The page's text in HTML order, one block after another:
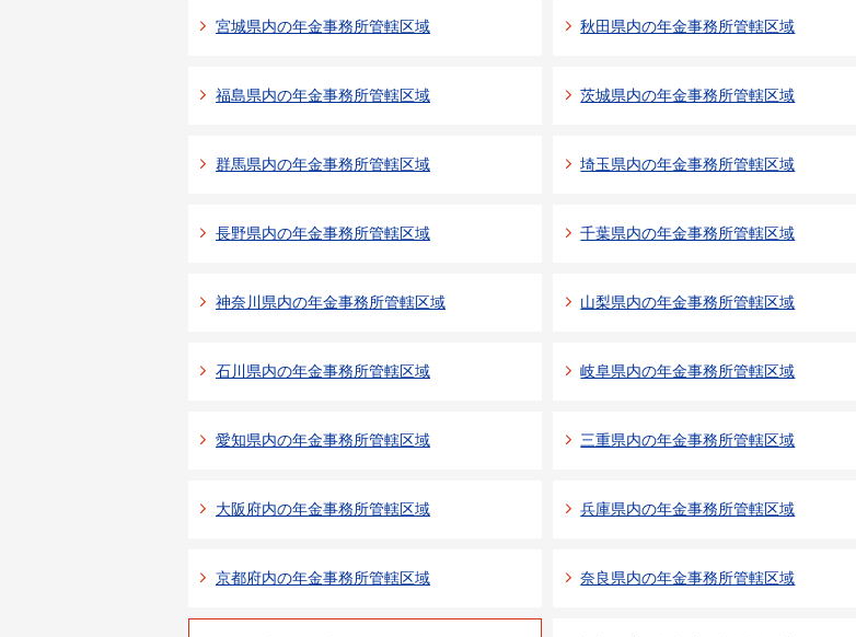
宮城県内の年金事務所管轄区域 秋田県内の年金事務所管轄区域
福島県内の年金事務所管轄区域 茨城県内の年金事務所管轄区域
群馬県内の年金事務所管轄区域 埼玉県内の年金事務所管轄区域
長野県内の年金事務所管轄区域 千葉県内の年金事務所管轄区域
神奈川県内の年金事務所管轄区域 山梨県内の年金事務所管轄区域
石川県内の年金事務所管轄区域 岐阜県内の年金事務所管轄区域
愛知県内の年金事務所管轄区域 三重県内の年金事務所管轄区域
大阪府内の年金事務所管轄区域 兵庫県内の年金事務所管轄区域
京都府内の年金事務所管轄区域 奈良県内の年金事務所管轄区域